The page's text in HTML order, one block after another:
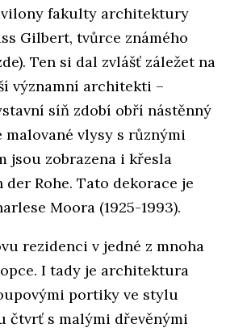
fakulty architektury
Gilbert, tvůrce známého
Ten si dal zvlášť záležet na
významní architekti –
síň zdobí obří nástěnný
vlysy s různými
jsou zobrazena i křesla
Rohe. Tato dekorace je
Moora (1925-1993).
rezidenci v jedné z mnoha
I tady je architektura
portiky ve stylu
čtvrť s malými dřevěnými